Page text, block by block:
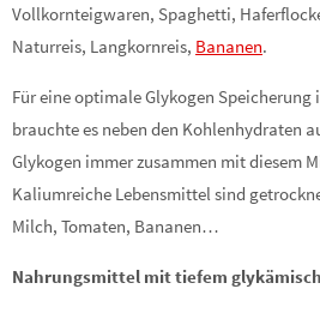
Vollkornteigwaren, Spaghetti,
Naturreis, Langkornreis, Bananen.
Für eine optimale Glykogen Speicherung
brauchte es neben den Kohlenhydraten
Glykogen immer zusammen mit diesem
Kaliumreiche Lebensmittel sind
Milch, Tomaten, Bananen…
Nahrungsmittel mit tiefem